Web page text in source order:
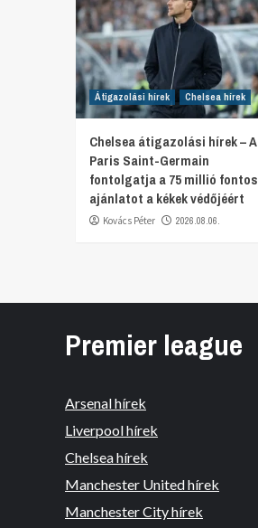
Átigazolási hírek Chelsea hírek
Chelsea átigazolási hírek – A
Paris Saint-Germain
fontolgatja a 75 millió fontos
ajánlatot a kékek védőjéért
Kovács Péter 2026.08.06.
Premier league
Arsenal hírek
Liverpool hírek
Chelsea hírek
Manchester United hírek
Manchester City hírek